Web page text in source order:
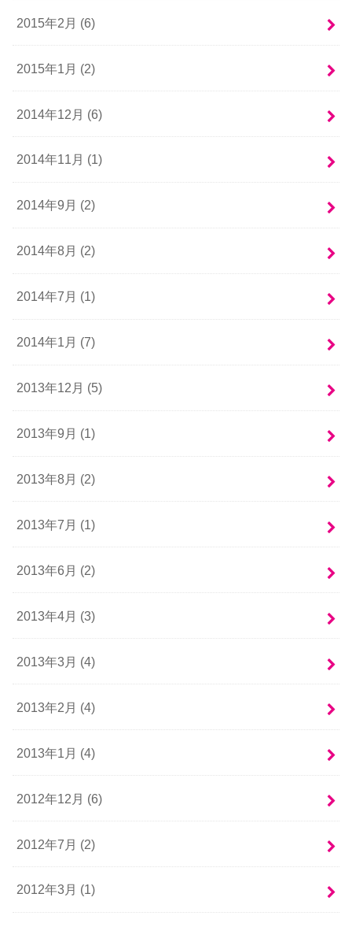
2015年2月 (6)
2015年1月 (2)
2014年12月 (6)
2014年11月 (1)
2014年9月 (2)
2014年8月 (2)
2014年7月 (1)
2014年1月 (7)
2013年12月 (5)
2013年9月 (1)
2013年8月 (2)
2013年7月 (1)
2013年6月 (2)
2013年4月 (3)
2013年3月 (4)
2013年2月 (4)
2013年1月 (4)
2012年12月 (6)
2012年7月 (2)
2012年3月 (1)